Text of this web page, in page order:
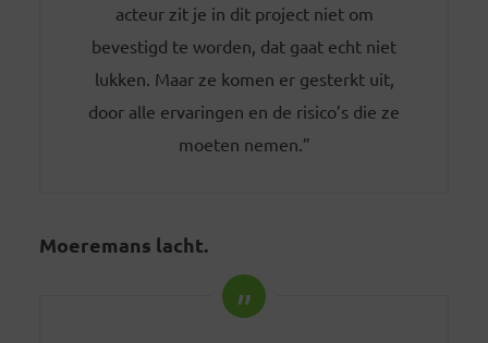
acteur zit je in dit project niet om
bevestigd te worden, dat gaat echt niet
lukken. Maar ze komen er gesterkt uit,
door alle ervaringen en de risico’s die ze
moeten nemen.”
Moeremans lacht.